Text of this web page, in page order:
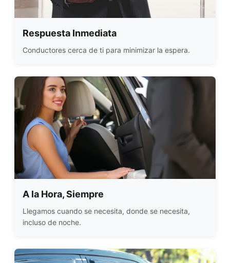
Respuesta Inmediata
Conductores cerca de ti para minimizar la espera.
A la Hora, Siempre
Llegamos cuando se necesita, donde se necesita,
incluso de noche.